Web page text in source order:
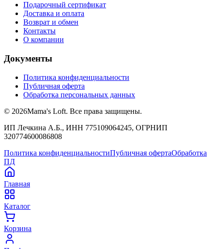
Подарочный сертификат
Доставка и оплата
Возврат и обмен
Контакты
О компании
Документы
Политика конфиденциальности
Публичная оферта
Обработка персональных данных
© 2026Mama's Loft. Все права защищены.
ИП Лечкина А.Б., ИНН 775109064245, ОГРНИП
320774600086808
Политика конфиденциальностиПубличная офертаОбработка
ПД
Главная
Каталог
Корзина